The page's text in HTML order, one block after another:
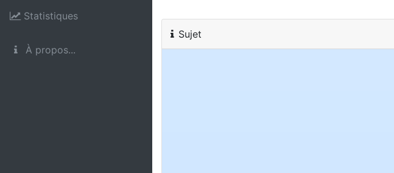
Statistiques
À propos...
Sujet